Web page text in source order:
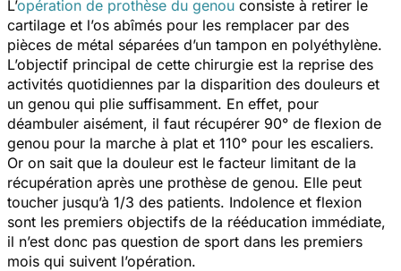
L’opération de prothèse du genou consiste à retirer le
cartilage et l’os abîmés pour les remplacer par des
pièces de métal séparées d’un tampon en polyéthylène.
L’objectif principal de cette chirurgie est la reprise des
activités quotidiennes par la disparition des douleurs et
un genou qui plie suffisamment. En effet, pour
déambuler aisément, il faut récupérer 90° de flexion de
genou pour la marche à plat et 110° pour les escaliers.
Or on sait que la douleur est le facteur limitant de la
récupération après une prothèse de genou. Elle peut
toucher jusqu’à 1/3 des patients. Indolence et flexion
sont les premiers objectifs de la rééducation immédiate,
il n’est donc pas question de sport dans les premiers
mois qui suivent l’opération.